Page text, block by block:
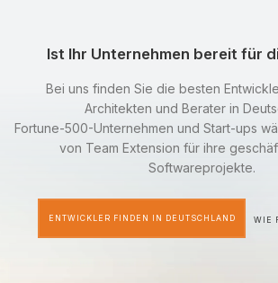
Ist Ihr Unternehmen bereit für
Bei uns finden Sie die besten
Architekten und Berater in
Fortune-500-Unternehmen und Start-ups
von Team Extension für ihre
Softwareprojekte.
ENTWICKLER FINDEN IN DEUTSCHLAND WIE